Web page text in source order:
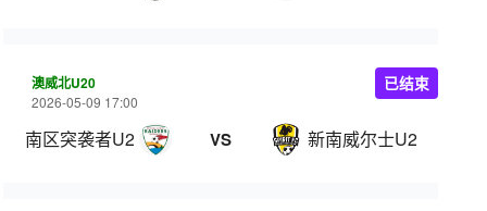
澳威北U20
2026-05-09 17:00
南区突袭者U20 VS 新南威尔士U20
已结束